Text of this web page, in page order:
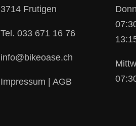
3714 Frutigen
Tel.033 671 16 76
info@bikeoase.ch
Impressum |AGB